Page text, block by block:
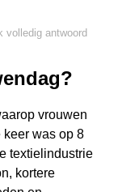
volledig antwoord
vrouwen
keer was op 8
textielindustrie
kortere